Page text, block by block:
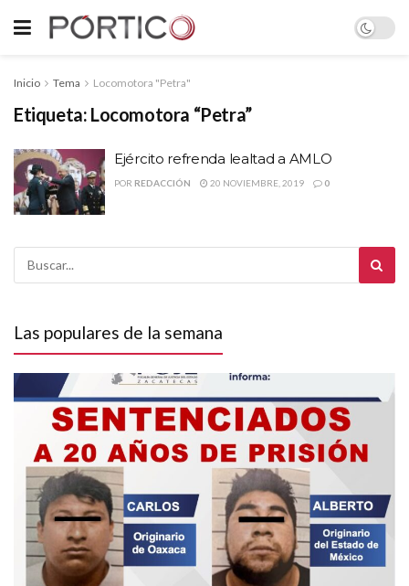
Inicio Tema Locomotora "Petra"
Etiqueta: Locomotora “Petra”
Ejército refrenda lealtad a AMLO
POR REDACCIÓN 20 NOVIEMBRE, 2019 0
Las populares de la semana